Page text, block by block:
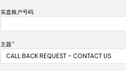
实盘账户号码
主题*